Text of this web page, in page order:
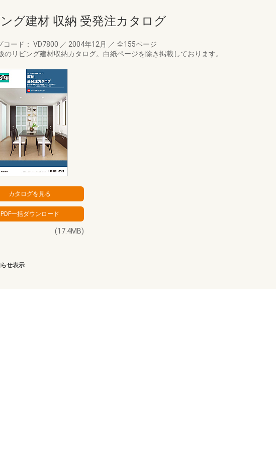
グ建材 収納 受発注カタログ
コード： VD7800 ／ 2004年12月 ／ 全155ページ
のリビング建材収納カタログ。白紙ページを除き掲載しております。
(17.4MB)
せ表示